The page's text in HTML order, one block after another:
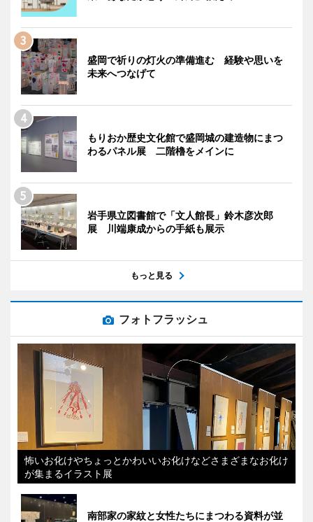
盛岡で祈りの灯火の準備進む 経験や思いを
未来へつなげて
もりおか歴史文化館で盛岡城の建造物にまつ
わるパネル展 二階櫓をメインに
岩手県立図書館で「文人館長」鈴木彦次郎
展 川端康成からの手紙も展示
もっと見る
フォトフラッシュ
怖いお化けやちょっとかわいいお化けなどさまざまなお化け
が集まるイラスト展
南部家の家紋と女性たちにまつわる資料が並